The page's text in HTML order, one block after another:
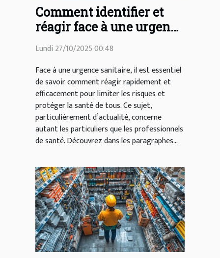
Comment identifier et
réagir face à une urgence
sanitaire ?
Lundi 27/10/2025 00:48
Face à une urgence sanitaire, il est essentiel
de savoir comment réagir rapidement et
efficacement pour limiter les risques et
protéger la santé de tous. Ce sujet,
particulièrement d’actualité, concerne
autant les particuliers que les professionnels
de santé. Découvrez dans les paragraphes...